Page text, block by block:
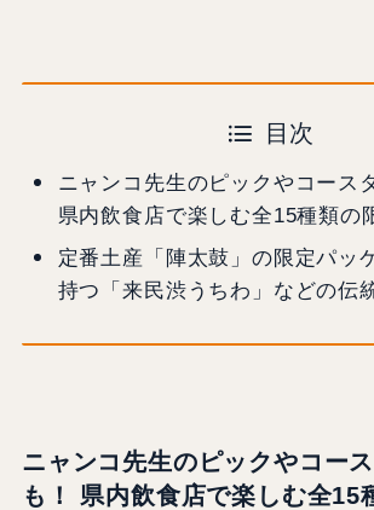
目次
ニャンコ先生のピックやコース
県内飲食店で楽しむ全15種類の
定番土産「陣太鼓」の限定パッ
持つ「来民渋うちわ」などの伝
ニャンコ先生のピックやコー
も！ 県内飲食店で楽しむ全15